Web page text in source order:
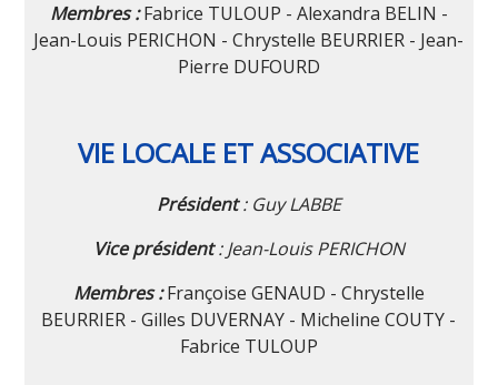
Membres :Fabrice TULOUP - Alexandra BELIN -
Jean-Louis PERICHON - Chrystelle BEURRIER - Jean-
Pierre DUFOURD
VIE LOCALE ET ASSOCIATIVE
Président: Guy LABBE
Vice président: Jean-Louis PERICHON
Membres :Françoise GENAUD - Chrystelle
BEURRIER - Gilles DUVERNAY - Micheline COUTY -
Fabrice TULOUP